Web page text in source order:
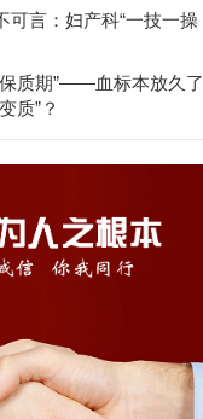
可言：妇产科“一技一操
质期”——血标本放久了
质”？